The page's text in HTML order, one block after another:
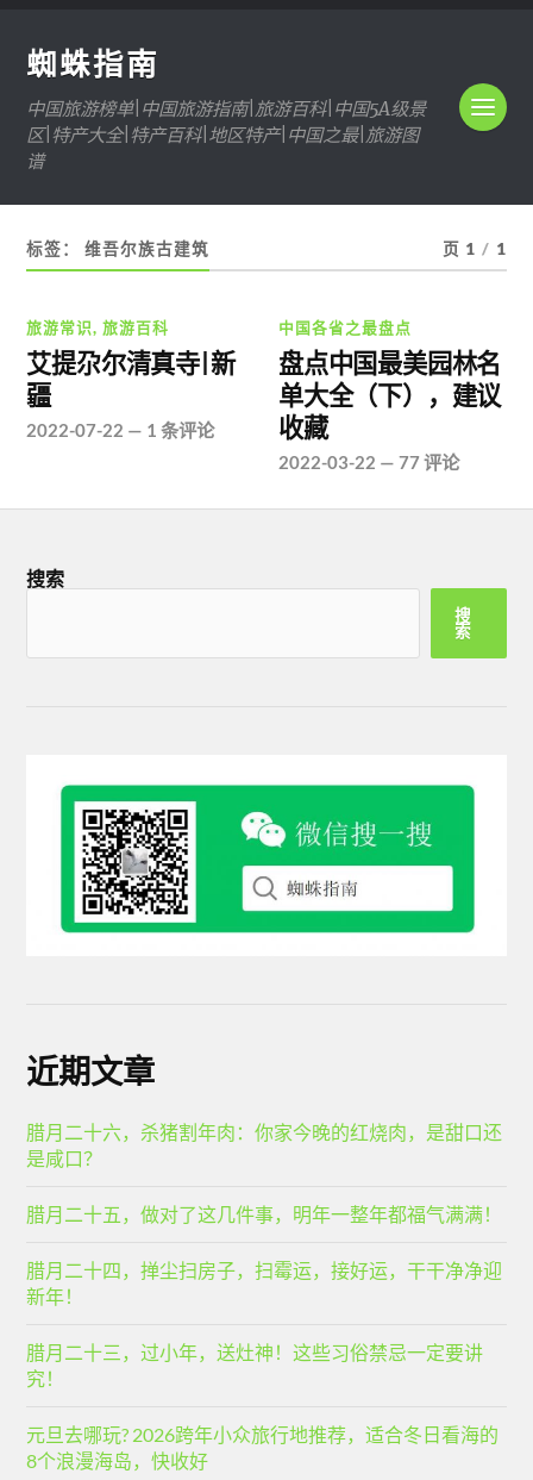
蜘蛛指南
中国旅游榜单|中国旅游指南|旅游百科|中国5A级景
区|特产大全|特产百科|地区特产|中国之最|旅游图
谱
标签：维吾尔族古建筑 页 1 / 1
旅游常识,旅游百科
艾提尕尔清真寺|新
疆
2022-07-22 — 1 条评论
中国各省之最盘点
盘点中国最美园林名
单大全（下），建议
收藏
2022-03-22 —77 评论
搜索
搜
索
近期文章
腊月二十六，杀猪割年肉：你家今晚的红烧肉，是甜口还
是咸口？
腊月二十五，做对了这几件事，明年一整年都福气满满！
腊月二十四，掸尘扫房子，扫霉运，接好运，干干净净迎
新年！
腊月二十三，过小年，送灶神！这些习俗禁忌一定要讲
究！
元旦去哪玩? 2026跨年小众旅行地推荐，适合冬日看海的
8个浪漫海岛，快收好